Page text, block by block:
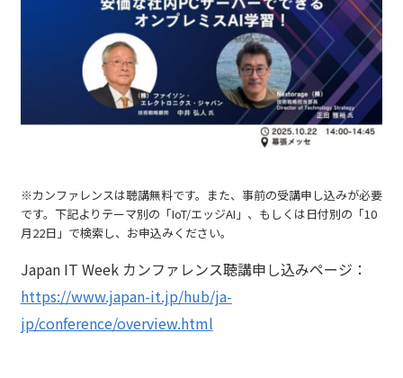
※カンファレンスは聴講無料です。また、事前の受講申し込みが必要
です。下記よりテーマ別の「IoT/エッジAI」、もしくは日付別の「10
月22日」で検索し、お申込みください。
Japan IT Week カンファレンス聴講申し込みページ：
https://www.japan-it.jp/hub/ja-
jp/conference/overview.html